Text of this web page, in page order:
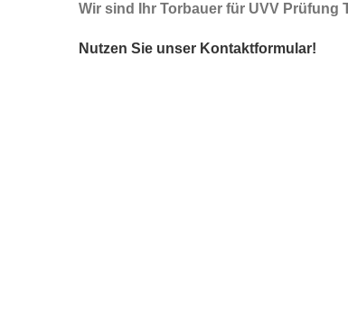
Wir sind Ihr Torbauer für UVV
Nutzen Sie unser Kontaktformular!